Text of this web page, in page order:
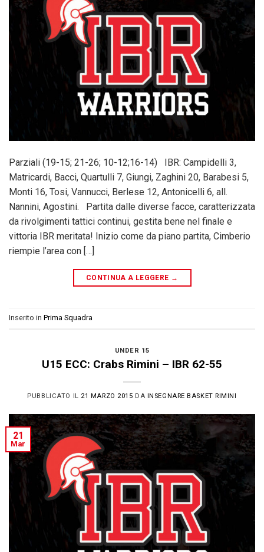
Parziali (19-15; 21-26; 10-12;16-14) IBR: Campidelli 3,
Matricardi, Bacci, Quartulli 7, Giungi, Zaghini 20, Barabesi 5,
Monti 16, Tosi, Vannucci, Berlese 12, Antonicelli 6, all.
Nannini, Agostini. Partita dalle diverse facce, caratterizzata
da rivolgimenti tattici continui, gestita bene nel finale e
vittoria IBR meritata! Inizio come da piano partita, Cimberio
riempie l’area con […]
CONTINUA A LEGGERE →
Inserito in Prima Squadra
UNDER 15
U15 ECC: Crabs Rimini – IBR 62-55
PUBBLICATO IL 21 MARZO 2015 DA INSEGNARE BASKET RIMINI
21
Mar